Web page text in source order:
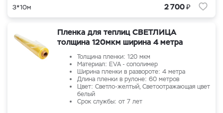
3*10м 2 700₽
Пленка для теплиц СВЕТЛИЦА
толщина 120мкм ширина 4 метра
Толщина пленки: 120 мкм
Материал: EVA - сополимер
Ширина пленки в развороте: 4 метра
Длина пленки в рулоне: 60 метров
Цвет: Светло-желтый, Светоотражающая цвет
белый
Срок службы: от 7 лет